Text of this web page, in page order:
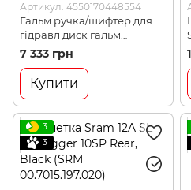
Артикул: 4550170448554
Гальм ручка/шифтер для
гідравл диск гальм
Shimano ST-RX400-R GRX,
Dual Control 10-швидк,
права (STRX400RBI)
7 333 грн
Купити
3
3